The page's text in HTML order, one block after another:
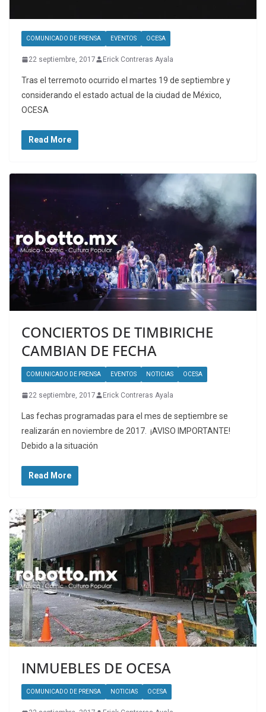
COMUNICADO DE PRENSA EVENTOS OCESA
22 septiembre, 2017 Erick Contreras Ayala
Tras el terremoto ocurrido el martes 19 de septiembre y
considerando el estado actual de la ciudad de México,
OCESA
Read More
CONCIERTOS DE TIMBIRICHE
CAMBIAN DE FECHA
COMUNICADO DE PRENSA EVENTOS NOTICIAS OCESA
22 septiembre, 2017 Erick Contreras Ayala
Las fechas programadas para el mes de septiembre se
realizarán en noviembre de 2017. ¡AVISO IMPORTANTE!
Debido a la situación
Read More
INMUEBLES DE OCESA
COMUNICADO DE PRENSA NOTICIAS OCESA